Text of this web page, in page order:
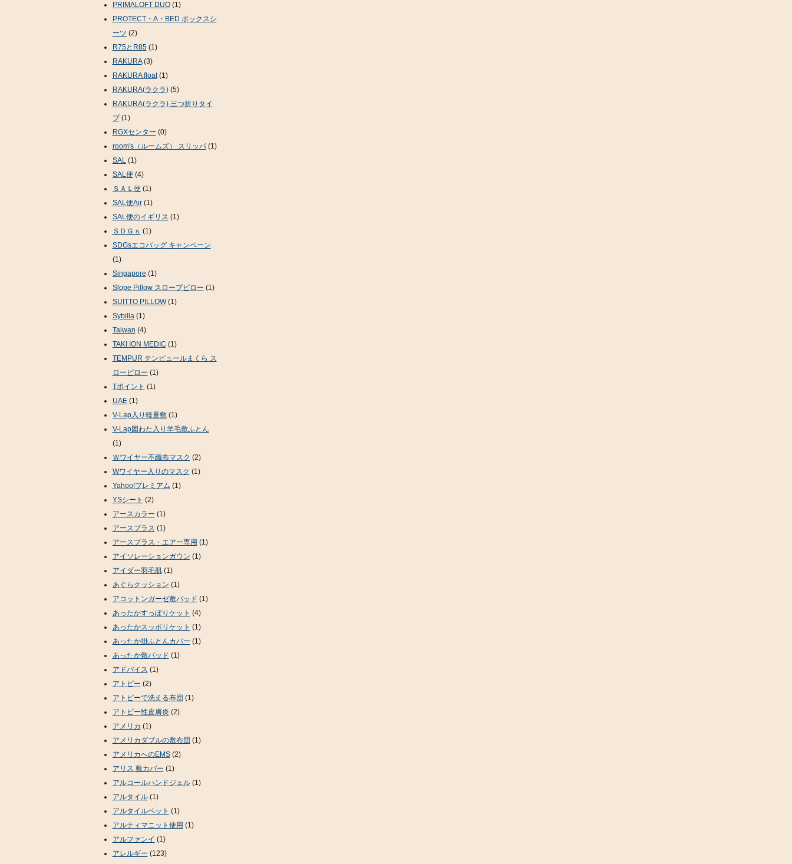
PRIMALOFT DUO(1)
PROTECT・A・BED ボックスシ
ーツ (2)
R75とR85(1)
RAKURA(3)
RAKURA float(1)
RAKURA(ラクラ)(5)
RAKURA(ラクラ) 三つ折りタイ
プ(1)
RGXセンター (0)
room's（ルームズ） スリッパ(1)
SAL(1)
SAL便(4)
ＳＡＬ便(1)
SAL便Air(1)
SAL便のイギリス (1)
ＳＤＧｓ (1)
SDGsエコバッグ キャンペーン
(1)
Singapore (1)
Slope Pillow スロープピロー (1)
SUITTO PILLOW(1)
Sybilla(1)
Taiwan (4)
TAKI ION MEDIC (1)
TEMPUR テンピュールまくら ス
ローピロー (1)
Tポイント (1)
UAE(1)
V-Lap入り軽量敷(1)
V-Lap固わた入り羊毛敷ふとん
(1)
Ｗワイヤー不織布マスク (2)
Wワイヤー入りのマスク (1)
Yahoo!プレミアム (1)
YSシート (2)
アースカラー (1)
アースプラス (1)
アースプラス・エアー専用 (1)
アイソレーションガウン (1)
アイダー羽毛肌(1)
あぐらクッション (1)
アコットンガーゼ敷パッド (1)
あったかすっぽりケット (4)
あったかスッポリケット (1)
あったか掛ふとんカバー (1)
あったか敷パッド (1)
アドバイス (1)
アトピー (2)
アトピーで洗える布団 (1)
アトピー性皮膚炎 (2)
アメリカ (1)
アメリカダブルの敷布団 (1)
アメリカへのEMS(2)
アリス 敷カバー (1)
アルコールハンドジェル(1)
アルタイル(1)
アルタイルベット (1)
アルティマニット使用 (1)
アルファンイ (1)
アレルギー (123)